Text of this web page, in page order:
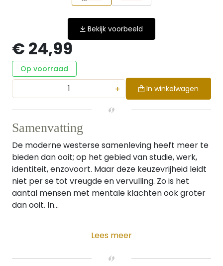
Bekijk voorbeeld
€ 24,99
Op voorraad
+ In winkelwagen
Samenvatting
De moderne westerse samenleving heeft meer te
bieden dan ooit; op het gebied van studie, werk,
identiteit, enzovoort. Maar deze keuzevrijheid leidt
niet per se tot vreugde en vervulling. Zo is het
aantal mensen met mentale klachten ook groter
dan ooit. In...
Lees meer